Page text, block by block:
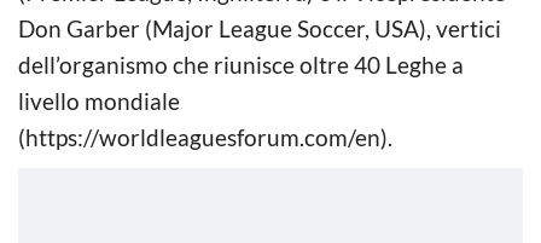
Don Garber (Major League Soccer, USA), vertici
dell’organismo che riunisce oltre 40 Leghe a
livello mondiale
(https://worldleaguesforum.com/en).